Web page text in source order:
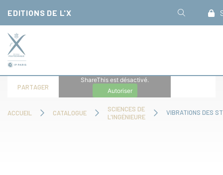
EDITIONS DE L'X
ACCUEIL CATALOGUE
SCIENCES DE
L'INGÉNIEURE
PARTAGER
ShareThis est désactivé.
Autoriser